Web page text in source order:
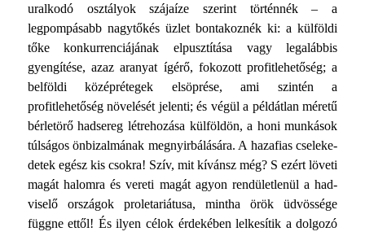
uralkodó osztályok szájaíze szerint történnék – a
legpompásabb nagy­tőkés üzlet bontakoznék ki: a külföldi
tőke konkurrenciájának elpusztítása vagy legalábbis
gyengítése, azaz aranyat ígérő, fokozott profitlehetőség; a
belföldi középrétegek elsöprése, ami szintén a
profitlehetőség növelését jelenti; és végül a példátlan méretű
bérletörő hadsereg létrehozása külföldön, a honi munká­sok
túlságos önbizalmának megnyirbálására. A hazafias cseleke­
detek egész kis csokra! Szív, mit kívánsz még? S ezért löveti
magát halomra és vereti magát agyon rendületlenül a had­
viselő országok proletariátusa, mintha örök üdvössége
függne ettől! És ilyen célok érdekében lelkesítik a dolgozó